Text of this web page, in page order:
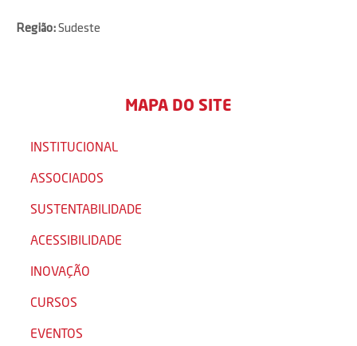
Região:Sudeste
MAPA DO SITE
INSTITUCIONAL
ASSOCIADOS
SUSTENTABILIDADE
ACESSIBILIDADE
INOVAÇÃO
CURSOS
EVENTOS